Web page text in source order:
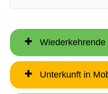
Wiederkehrende
Unterkunft in